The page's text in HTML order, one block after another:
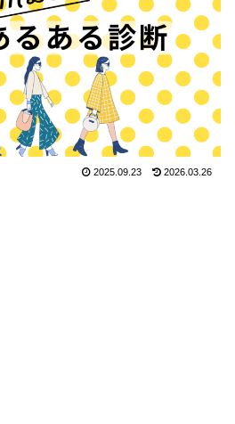
2025.09.23 2026.03.26